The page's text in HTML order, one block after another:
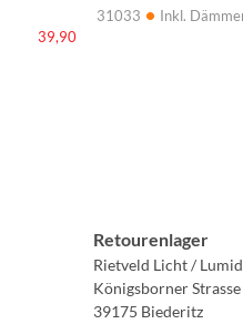
39,90
31033 • Inkl.
Retourenlager
Rietveld Licht /
Königsborner
39175 Biederitz